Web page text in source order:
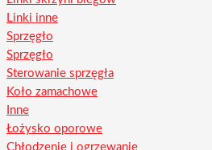
Linki inne
Sprzęgło
Sprzęgło
Sterowanie sprzęgła
Koło zamachowe
Inne
Łożysko oporowe
Chłodzenie i ogrzewanie